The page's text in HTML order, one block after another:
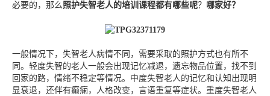
必要的，那么照护失智老人的培训课程都有哪些呢？ 哪家好？
一般情况下，失智老人病情不同，需要采取的照护方式也有所不
同。轻度失智的老人一般会出现记忆减退，遗忘物品位置，找不到
回家的路，情绪不稳定等情况。中度失智老人的记忆和认知出现明
显衰退，还伴有癫痫，人格改变，言语重复等症状。重度失智老人